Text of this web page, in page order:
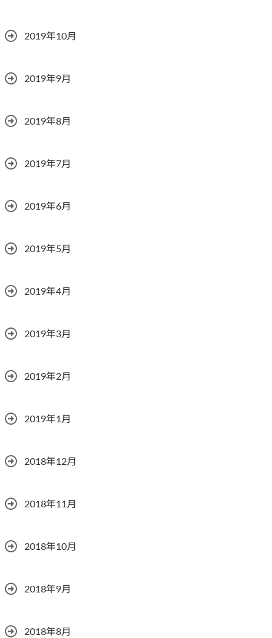
2019年10月
2019年9月
2019年8月
2019年7月
2019年6月
2019年5月
2019年4月
2019年3月
2019年2月
2019年1月
2018年12月
2018年11月
2018年10月
2018年9月
2018年8月